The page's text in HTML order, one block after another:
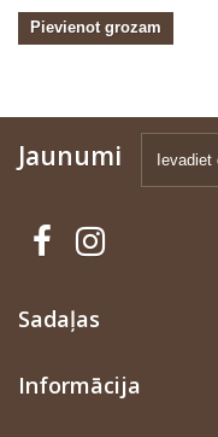
Pievienot grozam
Jaunumi
Sadaļas
Informācija